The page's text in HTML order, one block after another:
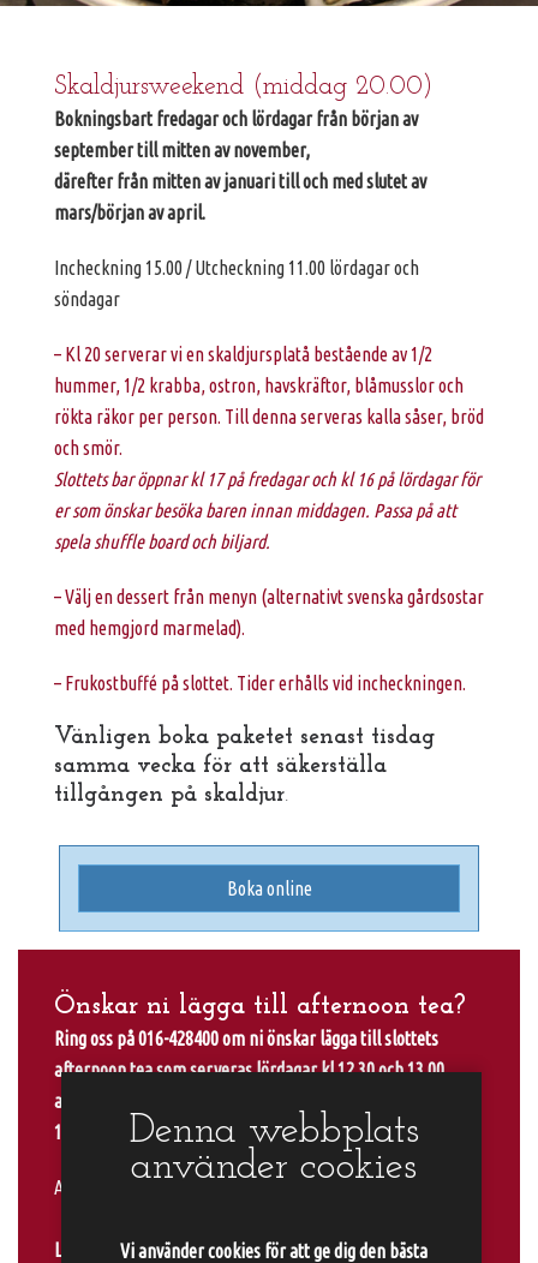
Skaldjursweekend (middag 20.00)
Bokningsbart fredagar och lördagar från början av
september till mitten av november,
därefter från mitten av januari till och med slutet av
mars/början av april.
Incheckning 15.00 / Utcheckning 11.00 lördagar och
söndagar
– Kl 20 serverar vi en skaldjursplatå bestående av 1/2
hummer, 1/2 krabba, ostron, havskräftor, blåmusslor och
rökta räkor per person. Till denna serveras kalla såser, bröd
och smör.
Slottets bar öppnar kl 17 på fredagar och kl 16 på lördagar för
er som önskar besöka baren innan middagen. Passa på att
spela shuffle board och biljard.
– Välj en dessert från menyn (alternativt svenska gårdsostar
med hemgjord marmelad).
– Frukostbuffé på slottet. Tider erhålls vid incheckningen.
Vänligen boka paketet senast tisdag
samma vecka för att säkerställa
tillgången på skaldjur.
Boka online
Önskar ni lägga till afternoon tea?
Ring oss på 016-428400 om ni önskar lägga till slottets
afternoon tea som serveras lördagar kl 12.30 och 13.00,
alternativt Late afternoon tea som serveras kl 15.00 och
15.15.
Afternoon tea erbjuds ej första halvan av januari.
Läs mer om slottets afternoon tea genom att klicka här
Denna webbplats
använder cookies
Vi använder cookies för att ge dig den bästa